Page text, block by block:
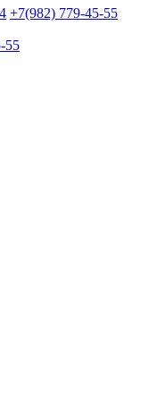
+7(982) 779-45-55
55